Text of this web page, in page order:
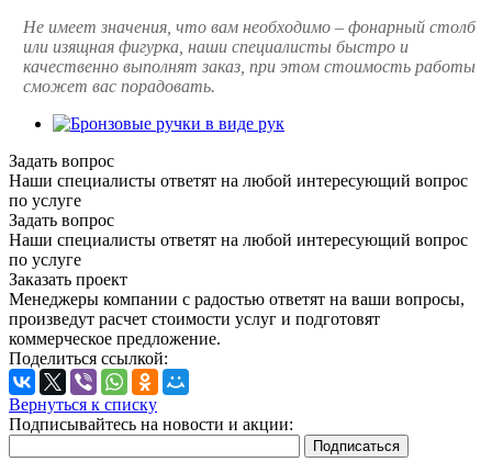
Не имеет значения, что вам необходимо – фонарный столб
или изящная фигурка, наши специалисты быстро и
качественно выполнят заказ, при этом стоимость работы
сможет вас порадовать.
Задать вопрос
Наши специалисты ответят на любой интересующий вопрос
по услуге
Задать вопрос
Наши специалисты ответят на любой интересующий вопрос
по услуге
Заказать проект
Менеджеры компании с радостью ответят на ваши вопросы,
произведут расчет стоимости услуг и подготовят
коммерческое предложение.
Поделиться ссылкой:
Вернуться к списку
Подписывайтесь на новости и акции: